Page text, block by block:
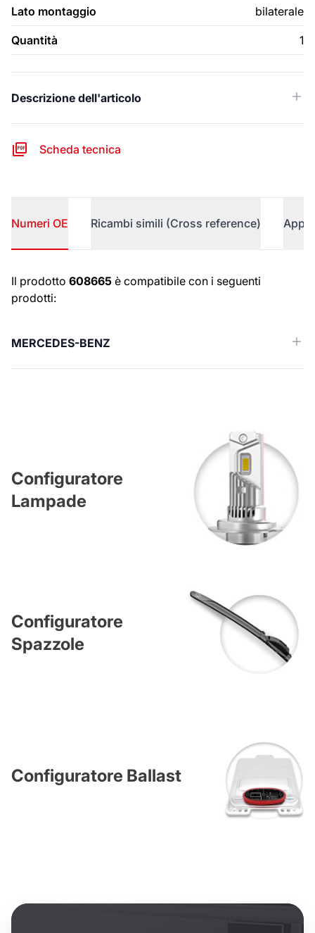
Lato montaggio bilaterale
Quantità 1
Descrizione dell'articolo
Scheda tecnica
Numeri OE Ricambi simili (Cross reference)
Numeri OE
Il prodotto 608665 è compatibile con i seguenti
prodotti:
MERCEDES-BENZ
Configuratore
Lampade
Configuratore
Spazzole
Configuratore Ballast